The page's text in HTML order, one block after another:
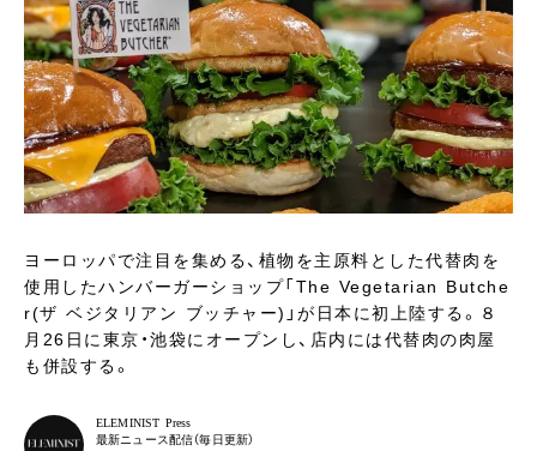
ヨーロッパで注目を集める、植物を主原料とした代替肉を
使用したハンバーガーショップ「The Vegetarian Butche
r(ザ ベジタリアン ブッチャー)」が日本に初上陸する。８
月26日に東京・池袋にオープンし、店内には代替肉の肉屋
も併設する。
ELEMINIST Press
最新ニュース配信（毎日更新）